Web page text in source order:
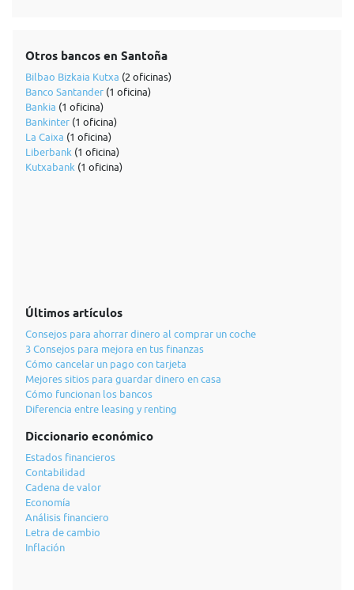
Otros bancos en Santoña
Bilbao Bizkaia Kutxa (2 oficinas)
Banco Santander (1 oficina)
Bankia (1 oficina)
Bankinter (1 oficina)
La Caixa (1 oficina)
Liberbank (1 oficina)
Kutxabank (1 oficina)
Últimos artículos
Consejos para ahorrar dinero al comprar un coche
3 Consejos para mejora en tus finanzas
Cómo cancelar un pago con tarjeta
Mejores sitios para guardar dinero en casa
Cómo funcionan los bancos
Diferencia entre leasing y renting
Diccionario económico
Estados financieros
Contabilidad
Cadena de valor
Economía
Análisis financiero
Letra de cambio
Inflación